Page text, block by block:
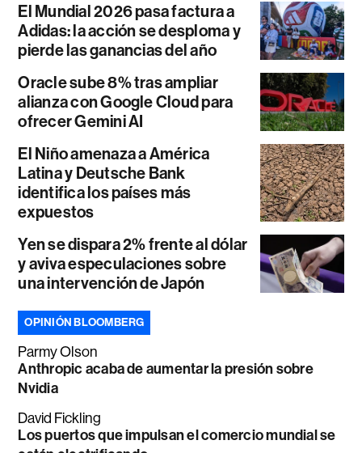
El Mundial 2026 pasa factura a
Adidas: la acción se desploma y
pierde las ganancias del año
Oracle sube 8% tras ampliar
alianza con Google Cloud para
ofrecer Gemini AI
El Niño amenaza a América
Latina y Deutsche Bank
identifica los países más
expuestos
Yen se dispara 2% frente al dólar
y aviva especulaciones sobre
una intervención de Japón
OPINIÓN BLOOMBERG
Parmy Olson
Anthropic acaba de aumentar la presión sobre
Nvidia
David Fickling
Los puertos que impulsan el comercio mundial se